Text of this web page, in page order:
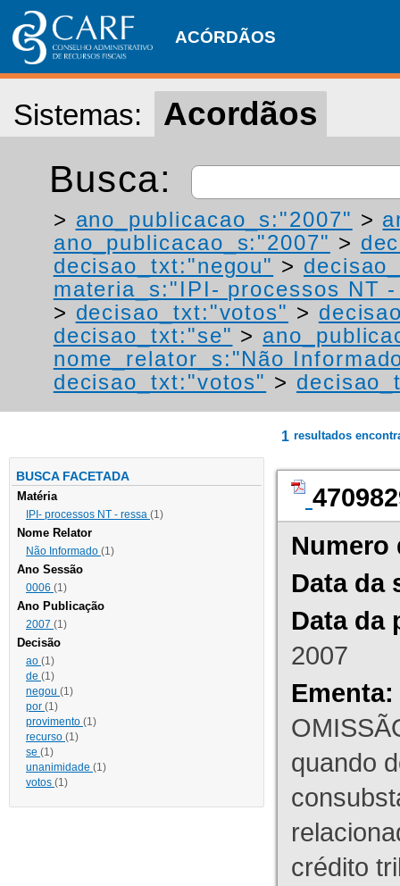
ACÓRDÃOS
Sistemas: Acordãos
Busca:
> ano_publicacao_s:"2007" >
ano_publicacao_s:"2007" >
decisao_txt:"negou" >
materia_s:"IPI- processos NT
> decisao_txt:"votos" >
decisao_txt:"se" >
nome_relator_s:"Não
decisao_txt:"votos" >
BUSCA FACETADA
Matéria
IPI- processos NT - ressa (1)
Nome Relator
Não Informado (1)
Ano Sessão
0006 (1)
Ano Publicação
2007 (1)
Decisão
ao (1)
de (1)
negou (1)
por (1)
provimento (1)
recurso (1)
se (1)
unanimidade (1)
votos (1)
1 resultados
Numero
Data da
Data da
2007
Ementa:
quando
crédito